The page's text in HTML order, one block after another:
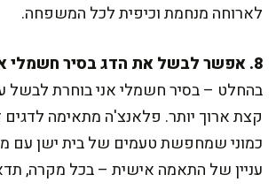
לארוחה מנחמת וכיפית לכל המשפחה.
8. אפשר לבשל את הדג בסיר חשמלי או פלאנצ'ה?
בהחלט – בסיר חשמלי אני בוחרת לבשל
קצת ארוך יותר. פלאנצ'ה מתאימה לדגים
כמוני שמחפשת טעמים של בית ישן עם
עניין של התאמה אישית – בכל מקרה,